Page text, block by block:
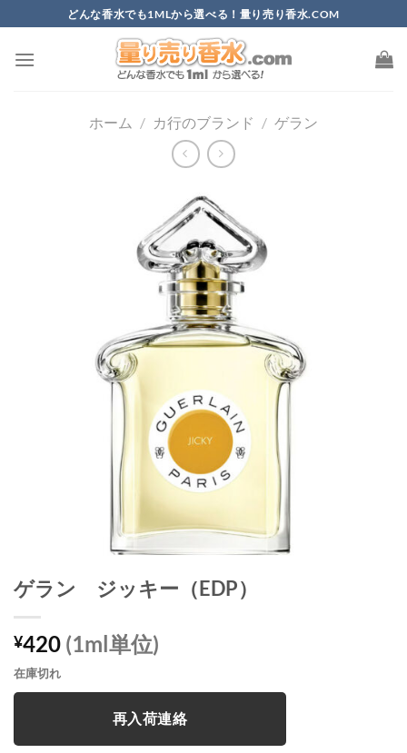
to
content
どんな香水でも1MLから選べる！量り売り香水.COM
ホーム / カ行のブランド / ゲラン
ゲラン ジッキー（EDP）
¥420 (1ml単位)
在庫切れ
再入荷連絡